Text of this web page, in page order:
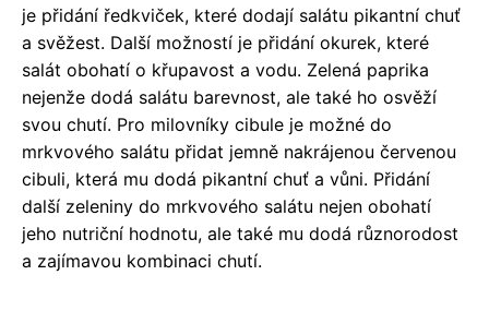
je přidání ředkviček, které dodají salátu pikantní chuť
a svěžest. Další možností je přidání okurek, které
salát obohatí o křupavost a vodu. Zelená paprika
nejenže dodá salátu barevnost, ale také ho osvěží
svou chutí. Pro milovníky cibule je možné do
mrkvového salátu přidat jemně nakrájenou červenou
cibuli, která mu dodá pikantní chuť a vůni. Přidání
další zeleniny do mrkvového salátu nejen obohatí
jeho nutriční hodnotu, ale také mu dodá různorodost
a zajímavou kombinaci chutí.